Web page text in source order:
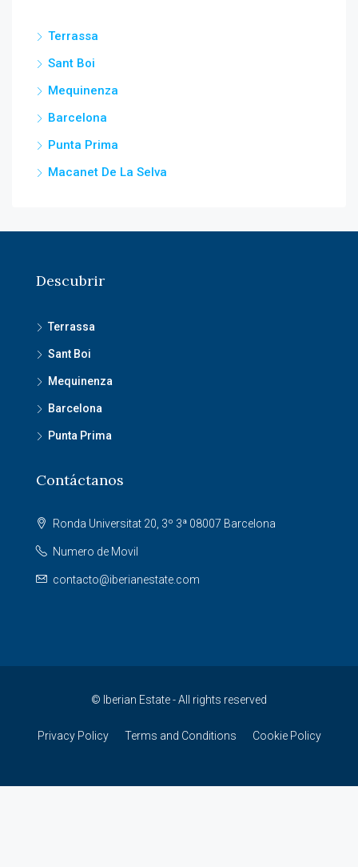
Terrassa
Sant Boi
Mequinenza
Barcelona
Punta Prima
Macanet De La Selva
Descubrir
Terrassa
Sant Boi
Mequinenza
Barcelona
Punta Prima
Contáctanos
Ronda Universitat 20, 3º 3ª 08007 Barcelona
Numero de Movil
contacto@iberianestate.com
© Iberian Estate - All rights reserved
Privacy Policy Terms and Conditions Cookie Policy